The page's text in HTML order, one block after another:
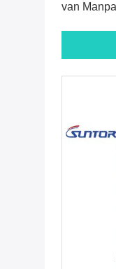
van